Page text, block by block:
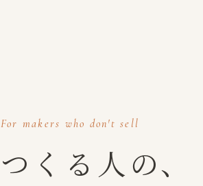
For makers who don't sell
つくる人の、